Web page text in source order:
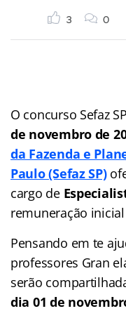
3 0
O concurso Sefaz
de novembro de
da Fazenda e
Paulo (Sefaz SP)
cargo de
remuneração
Pensando em te
professores Gran
serão
dia 01 de